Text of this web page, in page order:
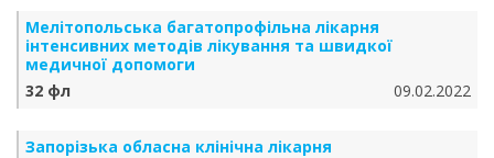
Мелітопольська багатопрофільна лікарня
інтенсивних методів лікування та швидкої
медичної допомоги
32 фл
09.02.2022
Запорізька обласна клінічна лікарня